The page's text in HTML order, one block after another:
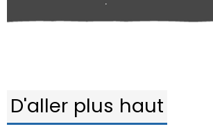
D'aller plus haut